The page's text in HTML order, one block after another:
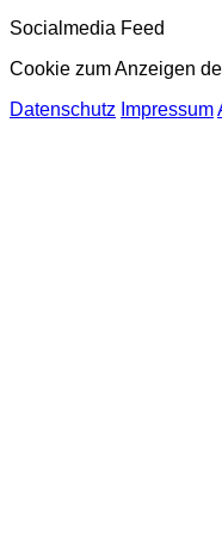
Socialmedia Feed
Cookie zum Anzeigen
Datenschutz Impressum